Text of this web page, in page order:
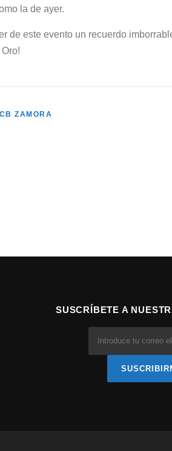
la de ayer.
de este evento un recuerdo
CB ZAMORA
SUSCRÍBETE A